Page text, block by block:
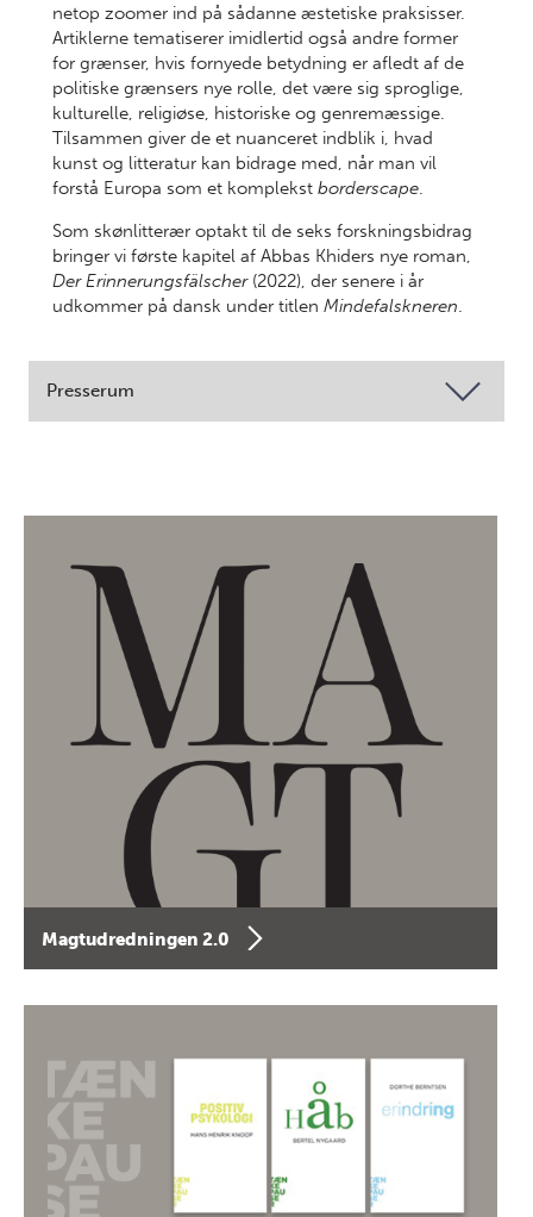
netop zoomer ind på sådanne æstetiske praksisser.
Artiklerne tematiserer imidlertid også andre former
for grænser, hvis fornyede betydning er afledt af de
politiske grænsers nye rolle, det være sig sproglige,
kulturelle, religiøse, historiske og genremæssige.
Tilsammen giver de et nuanceret indblik i, hvad
kunst og litteratur kan bidrage med, når man vil
forstå Europa som et komplekst borderscape.
Som skønlitterær optakt til de seks forskningsbidrag
bringer vi første kapitel af Abbas Khiders nye roman,
Der Erinnerungsfälscher(2022), der senere i år
udkommer på dansk under titlen Mindefalskneren.
Presserum
Magtudredningen 2.0